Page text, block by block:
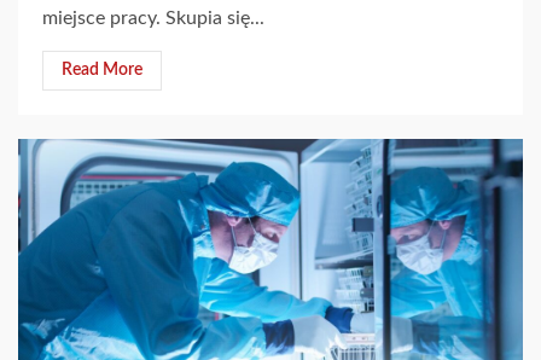
miejsce pracy. Skupia się...
Read More